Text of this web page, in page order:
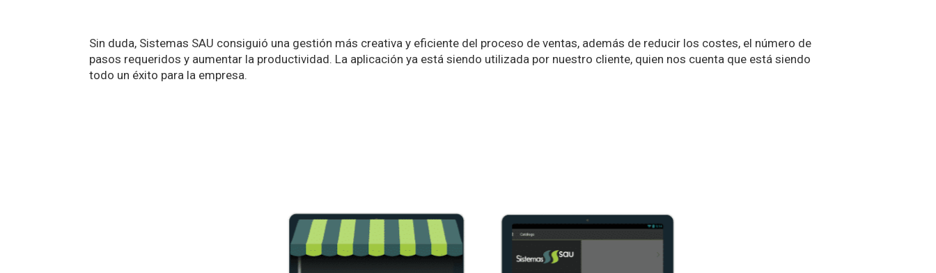
Sin duda, Sistemas SAU consiguió una gestión más creativa y eficiente del proceso de ventas, además de reducir los costes, el número de
pasos requeridos y aumentar la productividad. La aplicación ya está siendo utilizada por nuestro cliente, quien nos cuenta que está siendo
todo un éxito para la empresa.